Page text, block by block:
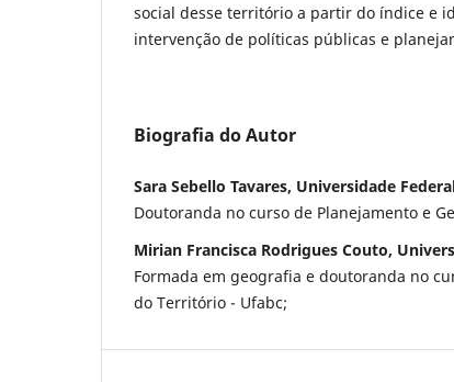
social desse território a partir do índice e
intervenção de políticas públicas e
Biografia do Autor
Sara Sebello Tavares, Universidade
Doutoranda no curso de Planejamento e
Mirian Francisca Rodrigues Couto,
Formada em geografia e doutoranda no
do Território - Ufabc;